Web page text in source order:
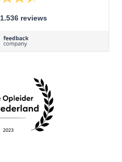
1.536 reviews